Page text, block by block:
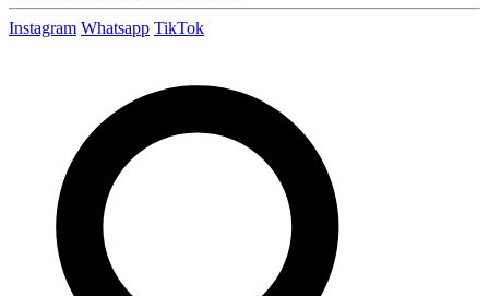
Instagram Whatsapp TikTok